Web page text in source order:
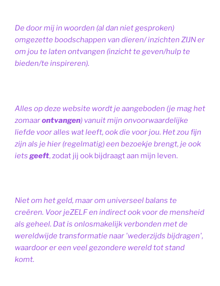
De door mij in woorden (al dan niet gesproken)
omgezette boodschappen van dieren/ inzichten ZIJN er
om jou te laten ontvangen (inzicht te geven/hulp te
bieden/te inspireren).
Alles op deze website wordt je aangeboden (je mag het
zomaarontvangen) vanuit mijn onvoorwaardelijke
liefde voor alles wat leeft, ook die voor jou. Het zou fijn
zijn als je hier (regelmatig) een bezoekje brengt, je ook
iets geeft, zodat jij ook bijdraagt aan mijn leven.
Niet om het geld, maar om universeel balans te
creëren. Voor jeZELF en indirect ook voor de mensheid
als geheel. Dat is onlosmakelijk verbonden met de
wereldwijde transformatie naar 'wederzijds bijdragen',
waardoor er een veel gezondere wereld tot stand
komt.